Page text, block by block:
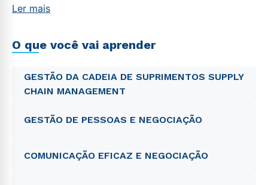
Ler mais
O que você vai aprender
GESTÃO DA CADEIA DE SUPRIMENTOS SUPPLY
CHAIN MANAGEMENT
GESTÃO DE PESSOAS E NEGOCIAÇÃO
COMUNICAÇÃO EFICAZ E NEGOCIAÇÃO